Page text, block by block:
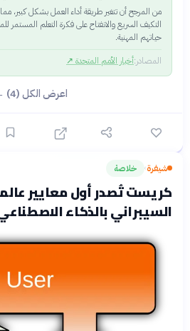
من المرجح أن تتغير طريقة أداء العمل بشكل كبير،
التكيف السريع والانفتاح على فكرة التعلم المستمر
حياتهم المهنية.
المصادر:أخبار الأمم المتحدة ↗
اعرض الكل (4) ←
شيفرة› خلاصة
كريست تُصدر أول معايير
السيبراني بالذكاء